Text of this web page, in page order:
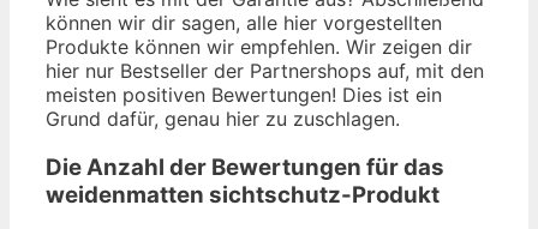
können wir dir sagen, alle hier vorgestellten
Produkte können wir empfehlen. Wir zeigen dir
hier nur Bestseller der Partnershops auf, mit den
meisten positiven Bewertungen! Dies ist ein
Grund dafür, genau hier zu zuschlagen.
Die Anzahl der Bewertungen für das
weidenmatten sichtschutz-Produkt